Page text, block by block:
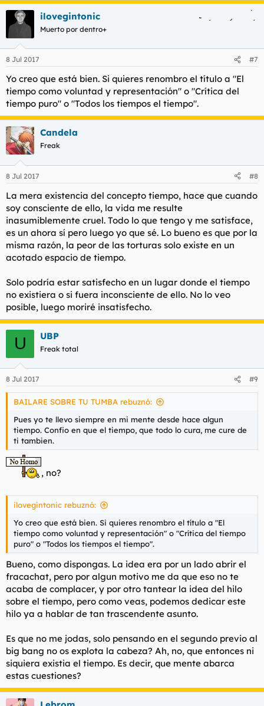
ilovegintonic
Muerto por dentro+
8 Jul 2017 #7
Yo creo que está bien. Si quieres renombro el título a "El
tiempo como voluntad y representación" o "Crítica del
tiempo puro" o "Todos los tiempos el tiempo".
Candela
Freak
8 Jul 2017 #8
La mera existencia del concepto tiempo, hace que cuando
soy consciente de ello, la vida me resulte
inasumiblemente cruel. Todo lo que tengo y me satisface,
es un ahora sí pero luego yo que sé. Lo bueno es que por la
misma razón, la peor de las torturas solo existe en un
acotado espacio de tiempo.
Solo podría estar satisfecho en un lugar donde el tiempo
no existiera o si fuera inconsciente de ello. No lo veo
posible, luego moriré insatisfecho.
U UBP
Freak total
8 Jul 2017 #9
BAILARE SOBRE TU TUMBA rebuznó:
Pues yo te llevo siempre en mi mente desde hace algun
tiempo. Confio en que el tiempo, que todo lo cura, me cure de
ti tambien.
, no?
ilovegintonic rebuznó:
Yo creo que está bien. Si quieres renombro el título a "El
tiempo como voluntad y representación" o "Crítica del tiempo
puro" o "Todos los tiempos el tiempo".
Bueno, como dispongas. La idea era por un lado abrir el
fracachat, pero por algun motivo me da que eso no te
acaba de complacer, y por otro tantear la idea del hilo
sobre el tiempo, pero como veas, podemos dedicar este
hilo ya a hablar de tan trascendente asunto.
Es que no me jodas, solo pensando en el segundo previo al
big bang no os explota la cabeza? Ah, no, que entonces ni
siquiera existia el tiempo. Es decir, que mente abarca
estas cuestiones?